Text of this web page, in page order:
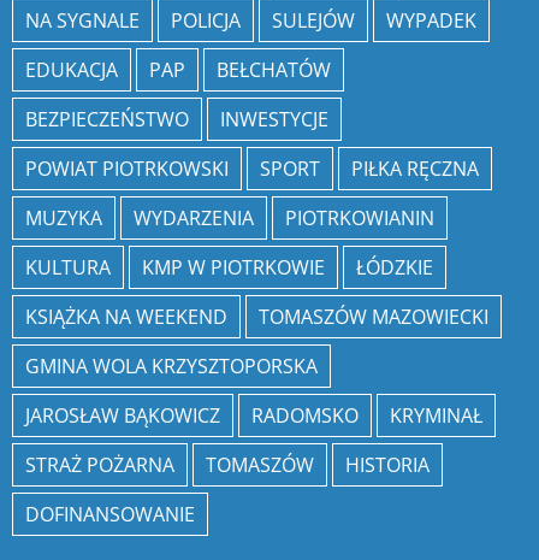
NA SYGNALE
POLICJA SULEJÓW
WYPADEK
EDUKACJA
PAP
BEŁCHATÓW
BEZPIECZEŃSTWO
INWESTYCJE
POWIAT PIOTRKOWSKI
SPORT
PIŁKA RĘCZNA
MUZYKA
WYDARZENIA
PIOTRKOWIANIN
KULTURA
KMP W PIOTRKOWIE
ŁÓDZKIE
KSIĄŻKA NA WEEKEND
TOMASZÓW MAZOWIECKI
GMINA WOLA KRZYSZTOPORSKA
JAROSŁAW BĄKOWICZ
RADOMSKO
KRYMINAŁ
STRAŻ POŻARNA
TOMASZÓW
HISTORIA
DOFINANSOWANIE